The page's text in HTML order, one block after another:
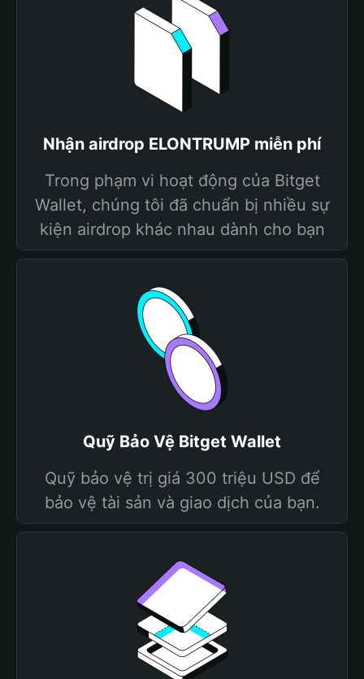
Nhận airdrop ELONTRUMP miễn phí
Trong phạm vi hoạt động của Bitget
Wallet, chúng tôi đã chuẩn bị nhiều sự
kiện airdrop khác nhau dành cho bạn
Quỹ Bảo Vệ Bitget Wallet
Quỹ bảo vệ trị giá 300 triệu USD để
bảo vệ tài sản và giao dịch của bạn.